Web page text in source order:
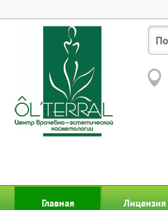
Главная Лицензия